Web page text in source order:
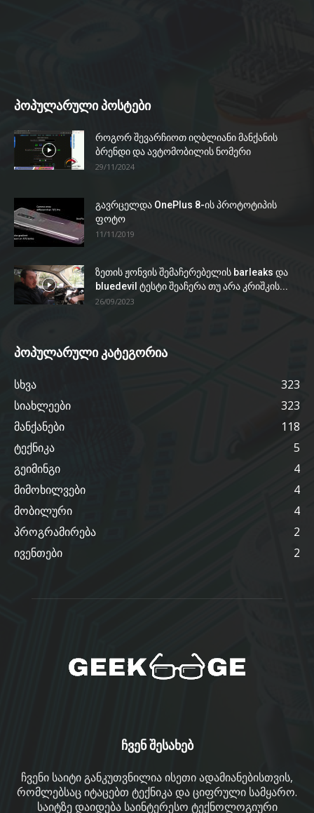
პოპულარული პოსტები
როგორ შევარჩიოთ იღბლიანი მანქანის
ბრენდი და ავტომობილის ნომერი
29/11/2024
გავრცელდა OnePlus 8-ის პროტოტიპის
ფოტო
11/11/2019
ზეთის ჟონვის შემაჩერებელის barleaks და
bluedevil ტესტი შეაჩერა თუ არა კრიშკის...
26/09/2023
პოპულარული კატეგორია
სხვა
323
სიახლეები
323
მანქანები
118
ტექნიკა
5
გეიმინგი
4
მიმოხილვები
4
მობილური
4
პროგრამირება
2
ივენთები
2
ჩვენ შესახებ
ჩვენი საიტი განკუთვნილია ისეთი ადამიანებისთვის,
რომლებსაც იტაცებთ ტექნიკა და ციფრული სამყარო.
საიტზე დაიდება საინტერესო ტექნოლოგიური